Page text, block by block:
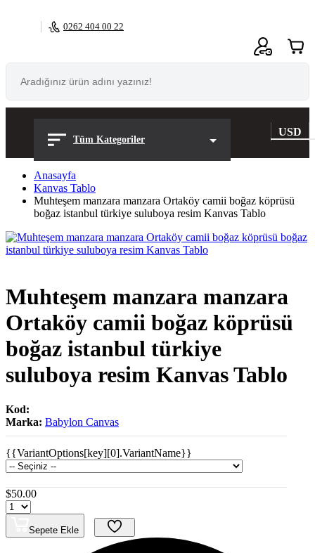
0262 404 00 22
0
Tüm Kategoriler
USD
Anasayfa
Kanvas Tablo
Muhteşem manzara manzara Ortaköy camii boğaz köprüsü
boğaz istanbul türkiye suluboya resim Kanvas Tablo
Muhteşem manzara manzara
Ortaköy camii boğaz köprüsü
boğaz istanbul türkiye
suluboya resim Kanvas Tablo
Kod:
Marka: Babylon Canvas
{{VariantOptions[key][0].VariantName}}
$50.00
Sepete Ekle